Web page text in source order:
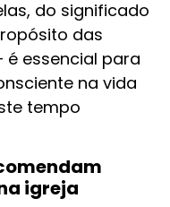
do significado
das
essencial para
na vida
tempo
igreja